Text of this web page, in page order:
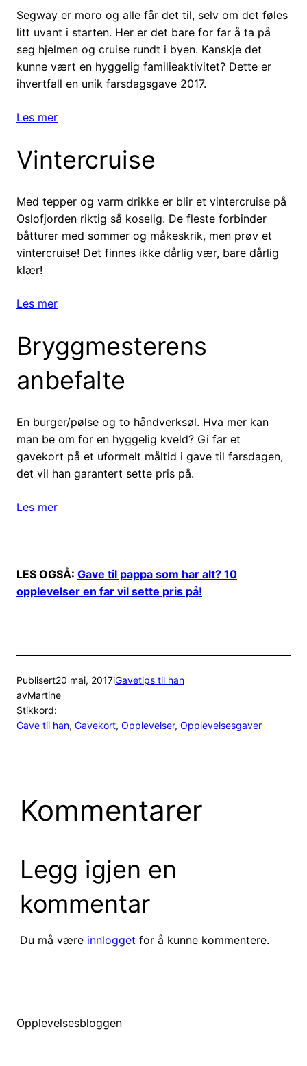
Segway er moro og alle får det til, selv om det føles
litt uvant i starten. Her er det bare for far å ta på
seg hjelmen og cruise rundt i byen. Kanskje det
kunne vært en hyggelig familieaktivitet? Dette er
ihvertfall en unik farsdagsgave 2017.
Les mer
Vintercruise
Med tepper og varm drikke er blir et vintercruise på
Oslofjorden riktig så koselig. De fleste forbinder
båtturer med sommer og måkeskrik, men prøv et
vintercruise! Det finnes ikke dårlig vær, bare dårlig
klær!
Les mer
Bryggmesterens
anbefalte
En burger/pølse og to håndverksøl. Hva mer kan
man be om for en hyggelig kveld? Gi far et
gavekort på et uformelt måltid i gave til farsdagen,
det vil han garantert sette pris på.
Les mer
LES OGSÅ: Gave til pappa som har alt? 10
opplevelser en far vil sette pris på!
Publisert20 mai, 2017iGavetips til han
avMartine
Stikkord:
Gave til han, Gavekort, Opplevelser, Opplevelsesgaver
Kommentarer
Legg igjen en
kommentar
Du må være innlogget for å kunne kommentere.
Opplevelsesbloggen